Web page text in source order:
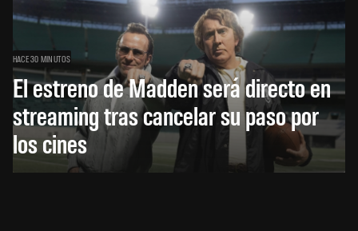
HACE 30 MINUTOS
El estreno de Madden será directo en
streaming tras cancelar su paso por
los cines